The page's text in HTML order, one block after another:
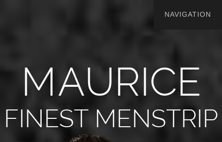
MAURICE
FINEST MENSTRIP